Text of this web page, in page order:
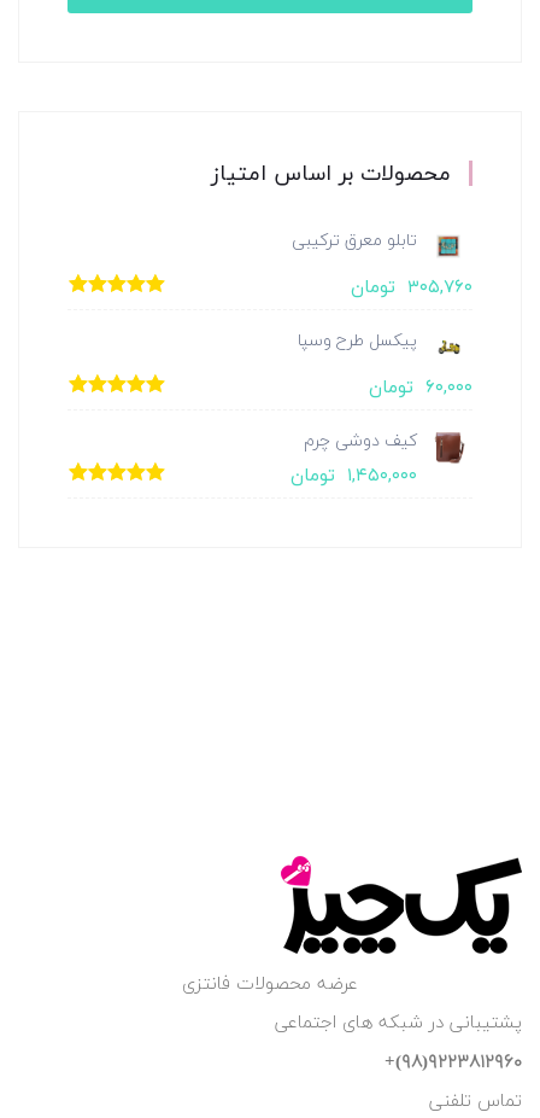
محصولات بر اساس امتیاز
تابلو معرق ترکیبی
۳۰۵,۷۶۰ تومان
پیکسل طرح وسپا
۶۰,۰۰۰ تومان
کیف دوشی چرم
۱,۴۵۰,۰۰۰ تومان
عرضه محصولات فانتزی
پشتیبانی در شبکه های اجتماعی
۹۲۲۳۸۱۲۹۶۰(۹۸)+
تماس تلفنی